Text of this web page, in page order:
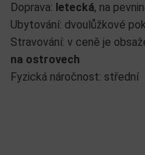
Doprava: letecká, na
Ubytování: dvoulůžkové
Stravování: v ceně je
na ostrovech
Fyzická náročnost: střední